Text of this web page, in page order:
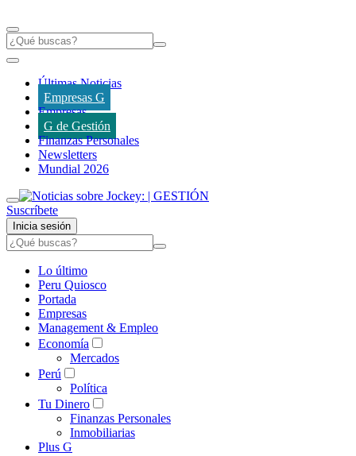
Últimas Noticias
Empresas G
Empresas
G de Gestión
Finanzas Personales
Newsletters
Mundial 2026
Suscríbete
Inicia sesión
Lo último
Peru Quiosco
Portada
Empresas
Management & Empleo
Economía
Mercados
Perú
Política
Tu Dinero
Finanzas Personales
Inmobiliarias
Plus G